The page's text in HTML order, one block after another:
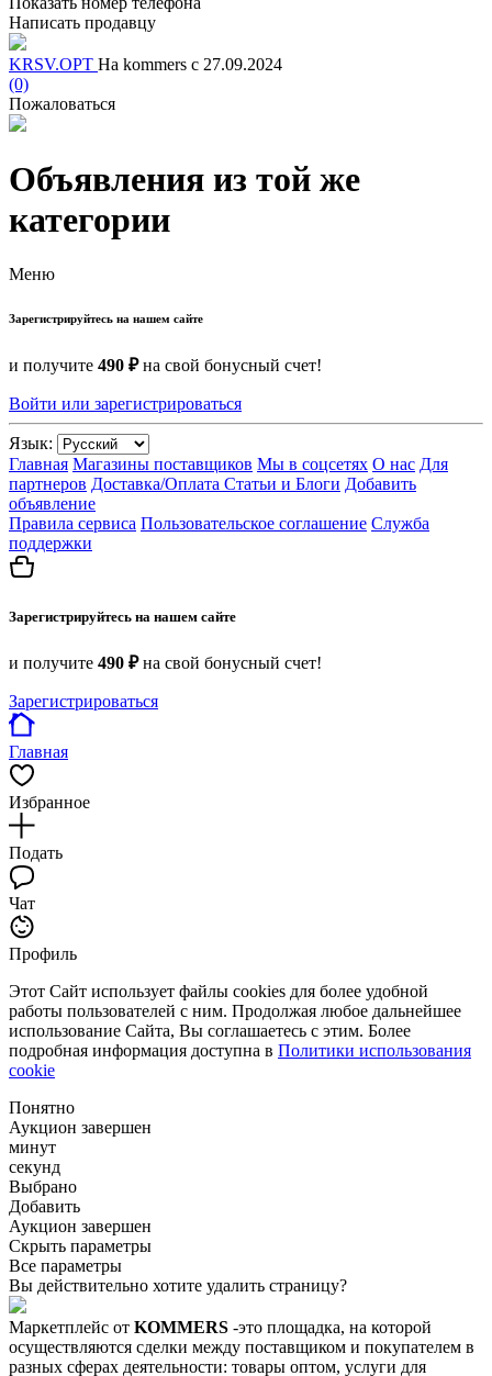
Написать продавцу
KRSV.OPT На kommers с 27.09.2024
(0)
Пожаловаться
Объявления из той же
категории
Меню
Зарегистрируйтесь на нашем сайте
и получите 490 ₽на свой бонусный счет!
Войти или зарегистрироваться
Язык:
Главная Магазины поставщиков Мы в соцсетях О нас Для
партнеров Доставка/Оплата Статьи и Блоги Добавить
объявление
Правила сервиса Пользовательское соглашение Служба
поддержки
Зарегистрируйтесь на нашем сайте
и получите 490 ₽на свой бонусный счет!
Зарегистрироваться
Главная
Избранное
Подать
Чат
Профиль
Этот Сайт использует файлы cookies для более удобной
работы пользователей с ним. Продолжая любое дальнейшее
использование Сайта, Вы соглашаетесь с этим. Более
подробная информация доступна в Политики использования
cookie
Понятно
Аукцион завершен
минут
секунд
Выбрано
Добавить
Аукцион завершен
Скрыть параметры
Все параметры
Вы действительно хотите удалить страницу?
Маркетплейс от KOMMERS -это площадка, на которой
осуществляются сделки между поставщиком и покупателем в
разных сферах деятельности: товары оптом, услуги для